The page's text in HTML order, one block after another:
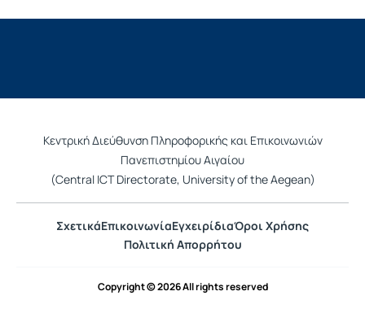
Κεντρική Διεύθυνση Πληροφορικής και Επικοινωνιών
Πανεπιστημίου Αιγαίου
(Central ICT Directorate, University of the Aegean)
ΣχετικάΕπικοινωνίαΕγχειρίδιαΌροι Χρήσης
Πολιτική Απορρήτου
Copyright © 2026 All rights reserved